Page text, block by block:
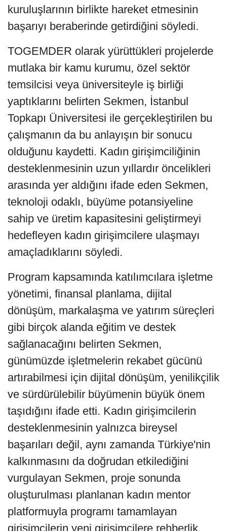
kuruluşlarının birlikte hareket etmesinin
başarıyı beraberinde getirdiğini söyledi.
TOGEMDER olarak yürüttükleri projelerde
mutlaka bir kamu kurumu, özel sektör
temsilcisi veya üniversiteyle iş birliği
yaptıklarını belirten Sekmen, İstanbul
Topkapı Üniversitesi ile gerçekleştirilen bu
çalışmanın da bu anlayışın bir sonucu
olduğunu kaydetti. Kadın girişimciliğinin
desteklenmesinin uzun yıllardır öncelikleri
arasında yer aldığını ifade eden Sekmen,
teknoloji odaklı, büyüme potansiyeline
sahip ve üretim kapasitesini geliştirmeyi
hedefleyen kadın girişimcilere ulaşmayı
amaçladıklarını söyledi.
Program kapsamında katılımcılara işletme
yönetimi, finansal planlama, dijital
dönüşüm, markalaşma ve yatırım süreçleri
gibi birçok alanda eğitim ve destek
sağlanacağını belirten Sekmen,
günümüzde işletmelerin rekabet gücünü
artırabilmesi için dijital dönüşüm, yenilikçilik
ve sürdürülebilir büyümenin büyük önem
taşıdığını ifade etti. Kadın girişimcilerin
desteklenmesinin yalnızca bireysel
başarıları değil, aynı zamanda Türkiye'nin
kalkınmasını da doğrudan etkilediğini
vurgulayan Sekmen, proje sonunda
oluşturulması planlanan kadın mentor
platformuyla programı tamamlayan
girişimcilerin yeni girişimcilere rehberlik